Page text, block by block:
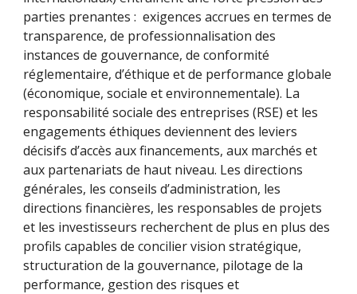
parties prenantes : exigences accrues en termes de
transparence, de professionnalisation des
instances de gouvernance, de conformité
réglementaire, d’éthique et de performance globale
(économique, sociale et environnementale). La
responsabilité sociale des entreprises (RSE) et les
engagements éthiques deviennent des leviers
décisifs d’accès aux financements, aux marchés et
aux partenariats de haut niveau. Les directions
générales, les conseils d’administration, les
directions financières, les responsables de projets
et les investisseurs recherchent de plus en plus des
profils capables de concilier vision stratégique,
structuration de la gouvernance, pilotage de la
performance, gestion des risques et